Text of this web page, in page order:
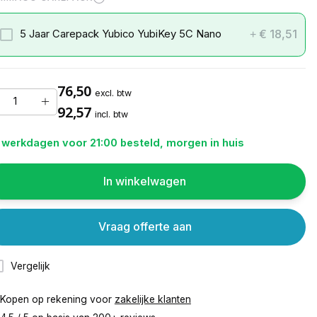
5 Jaar Carepack Yubico YubiKey 5C Nano + € 18,51
76,50 excl. btw
92,57 incl. btw
werkdagen voor 21:00 besteld, morgen in huis
In winkelwagen
Vergelijk
Vraag offerte aan
Kopen op rekening voor zakelijke klanten